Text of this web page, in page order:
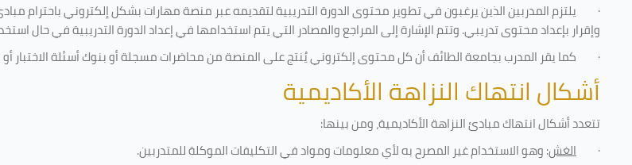
· يلتزم المدربين الذين يرغبون في تطوير محتوى الدورة التدريبية لتقديمه عبر منصة مهارات بشكل إلكتروني باحترام
وإقرار بإعداد محتوى تدريبي. وتتم الإشارة إلى المراجع والمصادر التي يتم استخدامها في إعداد الدورة التدريبية في حال
· كما يقر المدرب بجامعة الطائف أن كل محتوى إلكتروني يُنتج على المنصة من محاضرات مسجلة أو بنوك أسئلة
أشكال انتهاك النزاهة الأكاديمية
تتعدد أشكال انتهاك مبادئ النزاهة الأكاديمية، ومن بينها:
· الغش: وهو الاستخدام غير المصرح به لأي معلومات ومواد في التكليفاتالموكلة للمتدربين.